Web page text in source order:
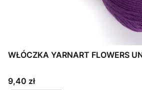
WŁÓCZKA YARNART FLOWERS
Cena
9,40 zł